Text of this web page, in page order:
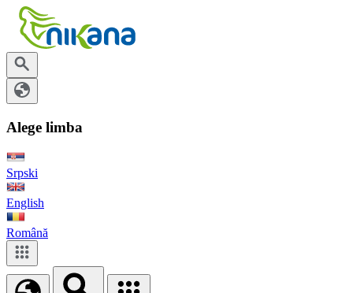
Alege limba
Srpski
English
Română